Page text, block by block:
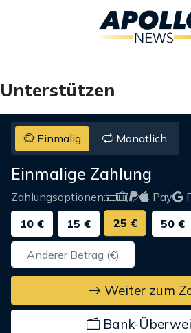
Unterstützen
Einmalig Monatlich
Einmalige Zahlung
Zahlungsoptionen: Pay
10 €
15 € 25 € 50 €
Weiter zum
Bank-